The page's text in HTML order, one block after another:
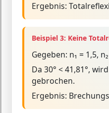
Ergebnis:
Beispiel 3: Keine
Gegeben: n₁ = 1,5,
Da 30° < 41,81°,
gebrochen.
Ergebnis: